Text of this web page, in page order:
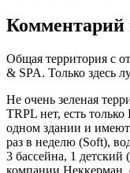
Комментарий
Общая территория с
& SPA. Только здесь
Не очень зеленая
TRPL нет, есть
одном здании и
раз в неделю (Soft),
3 бассейна, 1
компании Неккерман,